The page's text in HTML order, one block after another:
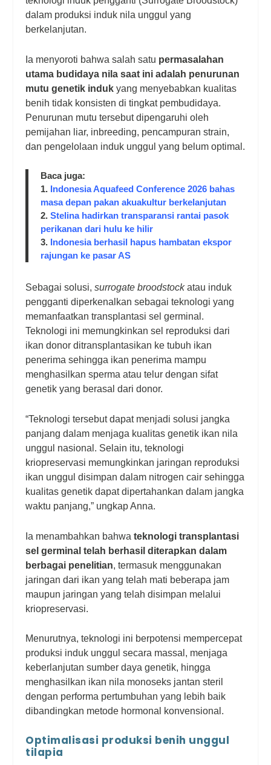
dalam produksi induk nila unggul yang
berkelanjutan.
Ia menyoroti bahwa salah satu permasalahan
utama budidaya nila saat ini adalah penurunan
mutu genetik induk yang menyebabkan kualitas
benih tidak konsisten di tingkat pembudidaya.
Penurunan mutu tersebut dipengaruhi oleh
pemijahan liar, inbreeding, pencampuran strain,
dan pengelolaan induk unggul yang belum optimal.
Baca juga:
1. Indonesia Aquafeed Conference 2026 bahas
masa depan pakan akuakultur berkelanjutan
2.Stelina hadirkan transparansi rantai pasok
perikanan dari hulu ke hilir
3. Indonesia berhasil hapus hambatan ekspor
rajungan ke pasar AS
Sebagai solusi,surrogate broodstockatau induk
pengganti diperkenalkan sebagai teknologi yang
memanfaatkan transplantasi sel germinal.
Teknologi ini memungkinkan sel reproduksi dari
ikan donor ditransplantasikan ke tubuh ikan
penerima sehingga ikan penerima mampu
menghasilkan sperma atau telur dengan sifat
genetik yang berasal dari donor.
“Teknologi tersebut dapat menjadi solusi jangka
panjang dalam menjaga kualitas genetik ikan nila
unggul nasional. Selain itu, teknologi
kriopreservasi memungkinkan jaringan reproduksi
ikan unggul disimpan dalam nitrogen cair sehingga
kualitas genetik dapat dipertahankan dalam jangka
waktu panjang,” ungkap Anna.
Ia menambahkan bahwa teknologi transplantasi
sel germinal telah berhasil diterapkan dalam
berbagai penelitian, termasuk menggunakan
jaringan dari ikan yang telah mati beberapa jam
maupun jaringan yang telah disimpan melalui
kriopreservasi.
Menurutnya, teknologi ini berpotensi mempercepat
produksi induk unggul secara massal, menjaga
keberlanjutan sumber daya genetik, hingga
menghasilkan ikan nila monoseks jantan steril
dengan performa pertumbuhan yang lebih baik
dibandingkan metode hormonal konvensional.
Optimalisasi produksi benih unggul
tilapia